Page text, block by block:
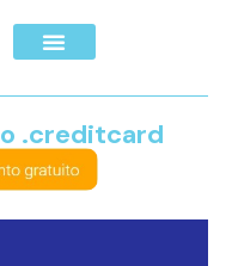
.creditcard